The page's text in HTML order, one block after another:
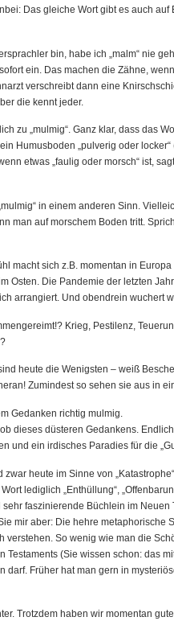
Das gleiche Wort gibt es auch auf
bin, habe ich „malm“ nie
sofort ein. Das machen die Zähne,
verschreibt dann eine
die kennt jeder.
zu „mulmig“. Ganz klar, dass das
Humusboden „pulverig oder
etwas „faulig oder morsch“ ist,
in einem anderen Sinn.
man auf morschem Boden tritt.
macht sich z.B. momentan in
Osten. Die Pandemie der letzten
arrangiert. Und obendrein wuchert
Krieg, Pestilenz,
heute die Wenigsten – weiß
Zumindest so sehen sie aus in
Gedanken richtig mulmig.
dieses düsteren Gedankens.
und ein irdisches Paradies für die
zwar heute im Sinne von
lediglich „Enthüllung“,
faszinierende Büchlein im Neuen
mir aber: Die hehre metaphorische
verstehen. So wenig wie man die
Testaments (Sie wissen schon: das
darf. Früher hat man gern in
Trotzdem haben wir momentan